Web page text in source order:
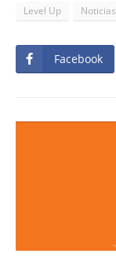
Level Up
Noticias
Facebook